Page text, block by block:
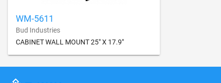
WM-5611
Bud Industries
CABINET WALL MOUNT 25" X 17.9"